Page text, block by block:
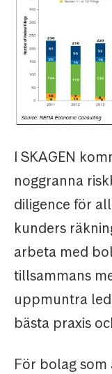
I SKAGEN
noggranna
diligence för
kunders
arbeta med
tillsammans
uppmuntra
bästa praxis
För bolag